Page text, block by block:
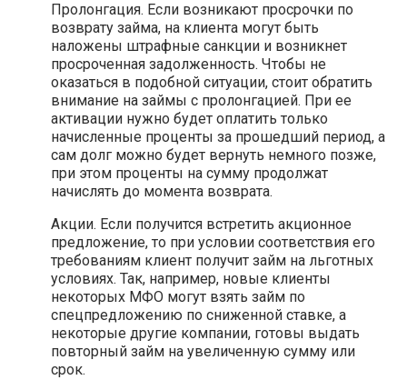
Пролонгация. Если возникают просрочки по
возврату займа, на клиента могут быть
наложены штрафные санкции и возникнет
просроченная задолженность. Чтобы не
оказаться в подобной ситуации, стоит обратить
внимание на займы с пролонгацией. При ее
активации нужно будет оплатить только
начисленные проценты за прошедший период, а
сам долг можно будет вернуть немного позже,
при этом проценты на сумму продолжат
начислять до момента возврата.
Акции. Если получится встретить акционное
предложение, то при условии соответствия его
требованиям клиент получит займ на льготных
условиях. Так, например, новые клиенты
некоторых МФО могут взять займ по
спецпредложению по сниженной ставке, а
некоторые другие компании, готовы выдать
повторный займ на увеличенную сумму или
срок.